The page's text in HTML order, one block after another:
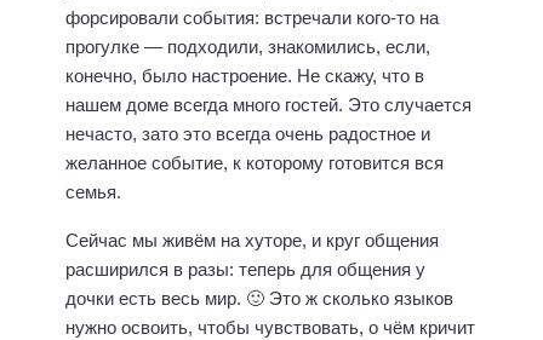
форсировали события: встречали кого-то на
прогулке — подходили, знакомились, если,
конечно, было настроение. Не скажу, что в
нашем доме всегда много гостей. Это случается
нечасто, зато это всегда очень радостное и
желанное событие, к которому готовится вся
семья.
Сейчас мы живём на хуторе, и круг общения
расширился в разы: теперь для общения у
дочки есть весь мир. 🙂 Это ж сколько языков
нужно освоить, чтобы чувствовать, о чём кричит